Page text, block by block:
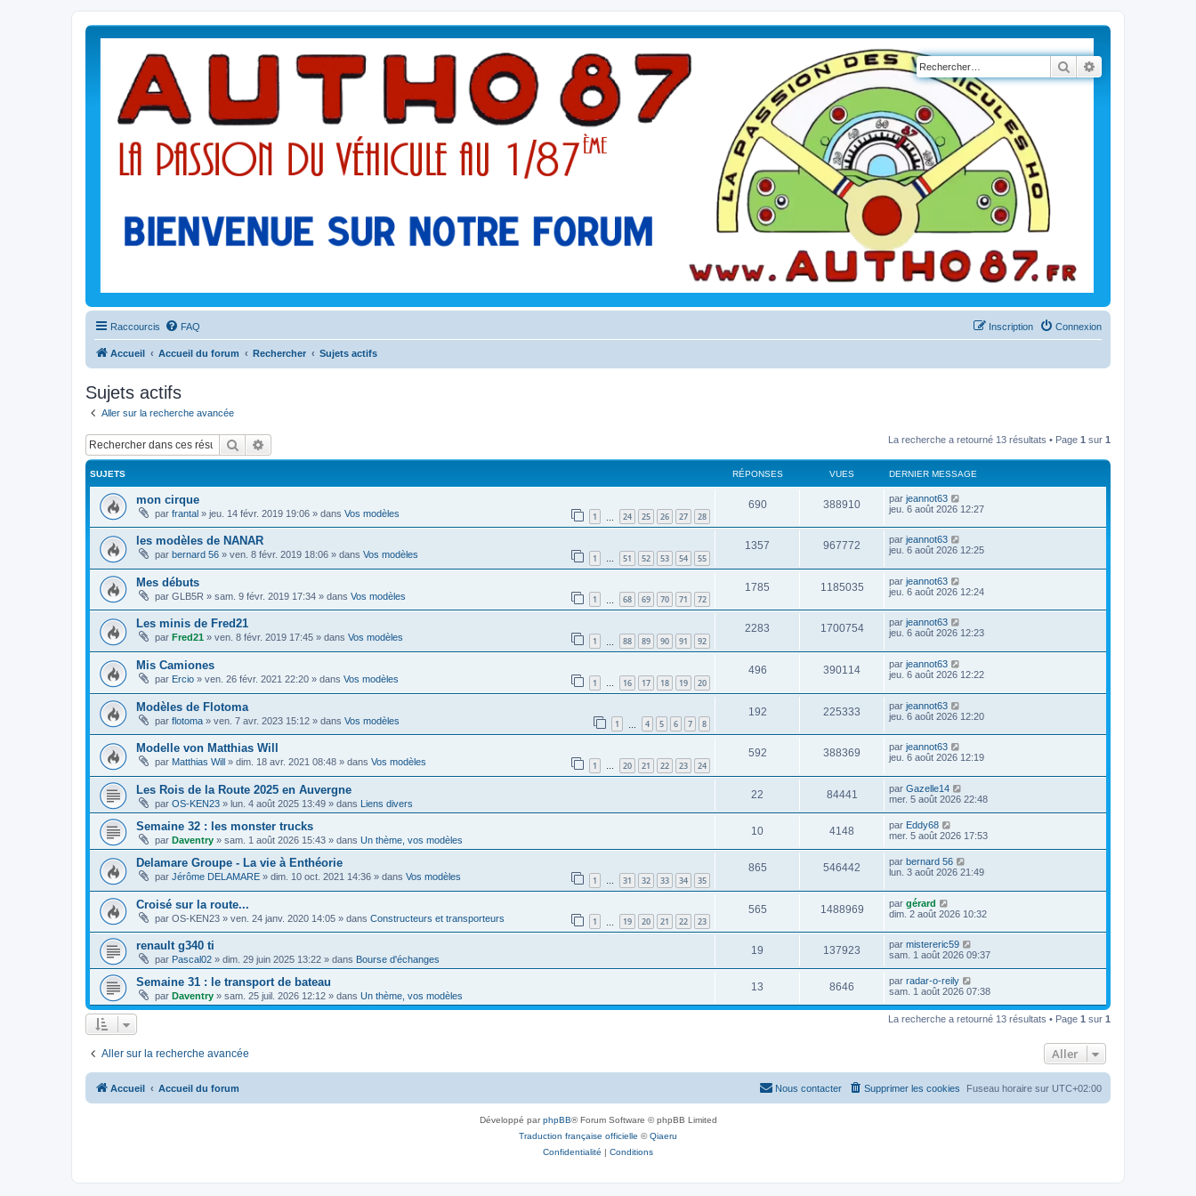
Rechercher
Raccourcis FAQ Connexion
Inscription
Accueil Accueil du forum Rechercher Sujets actifs
Sujets actifs
Aller sur la recherche avancée
Rechercher La recherche a retourné 13 résultats • Page 1 sur 1
SUJETS RÉPONSES VUES DERNIER MESSAGE
mon cirque
par frantal » jeu. 14 févr. 2019 19:06 » dans Vos modèles 1 24 25 26 27 28
690 388910 par jeannot63
jeu. 6 août 2026 12:27
les modèles de NANAR
par bernard 56 » ven. 8 févr. 2019 18:06 » dans Vos modèles 1 … 51 52 53 54 55
1357 967772 par jeannot63
jeu. 6 août 2026 12:25
Mes débuts
par GLB5R » sam. 9 févr. 2019 17:34 » dans Vos modèles 1 68 69 70 71 72
1785 1185035 par jeannot63
jeu. 6 août 2026 12:24
Les minis de Fred21
par Fred21 » ven. 8 févr. 2019 17:45 » dans Vos modèles 1 88 89 90 91 92
2283 1700754 par jeannot63
jeu. 6 août 2026 12:23
Mis Camiones
par Ercio » ven. 26 févr. 2021 22:20 » dans Vos modèles 1 … 16 17 18 19 20
496 390114 par jeannot63
jeu. 6 août 2026 12:22
Modèles de Flotoma
par flotoma » ven. 7 avr. 2023 15:12 » dans Vos modèles 1 4 5 6 7 8
192 225333 par jeannot63
jeu. 6 août 2026 12:20
Modelle von Matthias Will
par Matthias Will » dim. 18 avr. 2021 08:48 » dans Vos modèles 1 … 20 21 22 23 24
592 388369 par jeannot63
jeu. 6 août 2026 12:19
Les Rois de la Route 2025 en Auvergne
par OS-KEN23 » lun. 4 août 2025 13:49 » dans Liens divers
22 84441 par Gazelle14
mer. 5 août 2026 22:48
Semaine 32 : les monster trucks
par Daventry » sam. 1 août 2026 15:43 » dans Un thème, vos modèles
10 4148 par Eddy68
mer. 5 août 2026 17:53
Delamare Groupe - La vie à Enthéorie
par Jérôme DELAMARE » dim. 10 oct. 2021 14:36 » dans Vos modèles 1 … 31 32 33 34 35
865 546442 par bernard 56
lun. 3 août 2026 21:49
Croisé sur la route...
par OS-KEN23 » ven. 24 janv. 2020 14:05 » dans Constructeurs et transporteurs 1 19 20 21 22 23
565 1488969 par gérard
dim. 2 août 2026 10:32
renault g340 ti
par Pascal02 » dim. 29 juin 2025 13:22 » dans Bourse d'échanges
19 137923 par mistereric59
sam. 1 août 2026 09:37
Semaine 31 : le transport de bateau
par Daventry » sam. 25 juil. 2026 12:12 » dans Un thème, vos modèles
13 8646 par radar-o-reily
sam. 1 août 2026 07:38
La recherche a retourné 13 résultats • Page 1 sur 1
Aller sur la recherche avancée Aller
Accueil Accueil du forum Fuseau horaire sur UTC+02:00
Supprimer les cookies
Nous contacter
Développé parphpBB® Forum Software © phpBB Limited
Traduction française officielle ©Qiaeru
Confidentialité | Conditions